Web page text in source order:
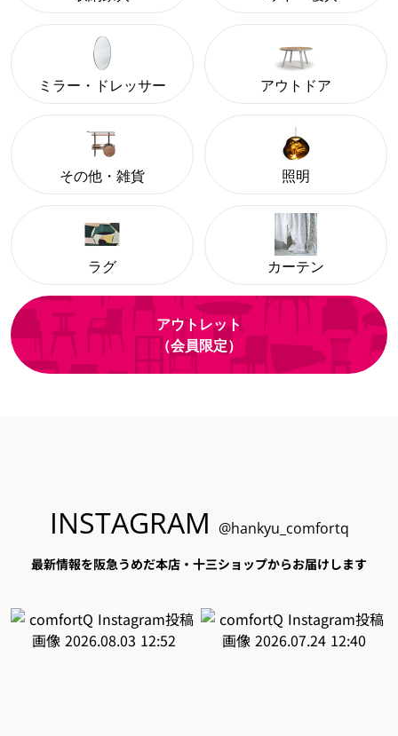
ミラー・ドレッサー アウトドア
その他・雑貨 照明
ラグ カーテン
アウトレット
（会員限定）
INSTAGRAM @hankyu_comfortq
最新情報を阪急うめだ本店・十三ショップからお届けします